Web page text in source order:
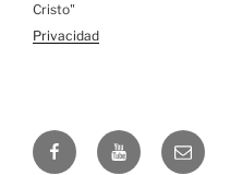
Cristo"
Privacidad
FacebookYouTubeEmail